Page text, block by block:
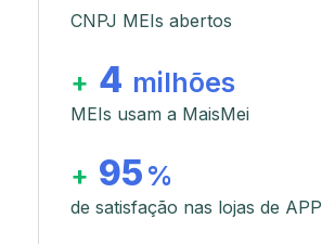
CNPJ MEIs abertos
+ 4 milhões
MEIs usam a MaisMei
+ 95 %
de satisfação nas lojas de APP